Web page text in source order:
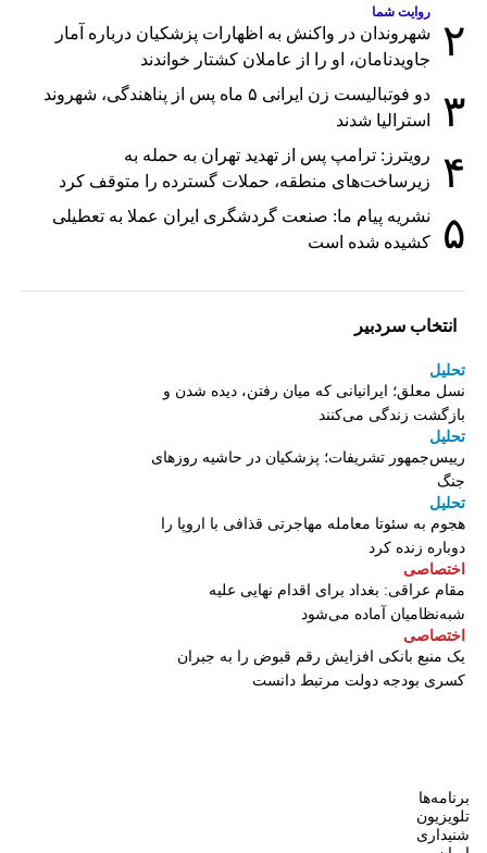
۲
روایت شما
شهروندان در واکنش به اظهارات پزشکیان درباره آمار
جاویدنامان، او را از عاملان کشتار خواندند
۳
دو فوتبالیست زن ایرانی ۵ ماه پس از پناهندگی، شهروند
استرالیا شدند
۴
رویترز: ترامپ پس از تهدید تهران به حمله به
زیرساخت‌های منطقه، حملات گسترده را متوقف کرد
۵
نشریه پیام ما: صنعت گردشگری ایران عملا به تعطیلی
کشیده شده است
انتخاب سردبیر
تحلیل
نسل معلق؛ ایرانیانی که میان رفتن، دیده شدن و
بازگشت زندگی می‌کنند
تحلیل
رییس‌جمهور تشریفات؛ پزشکیان در حاشیه روزهای
جنگ
تحلیل
هجوم به سئوتا معامله مهاجرتی قذافی با اروپا را
دوباره زنده کرد
اختصاصی
مقام عراقی: بغداد برای اقدام نهایی علیه
شبه‌نظامیان آماده می‌شود
اختصاصی
یک منبع بانکی افزایش رقم قبوض را به جبران
کسری بودجه دولت مرتبط دانست
برنامه‌ها
تلویزیون
شنیداری